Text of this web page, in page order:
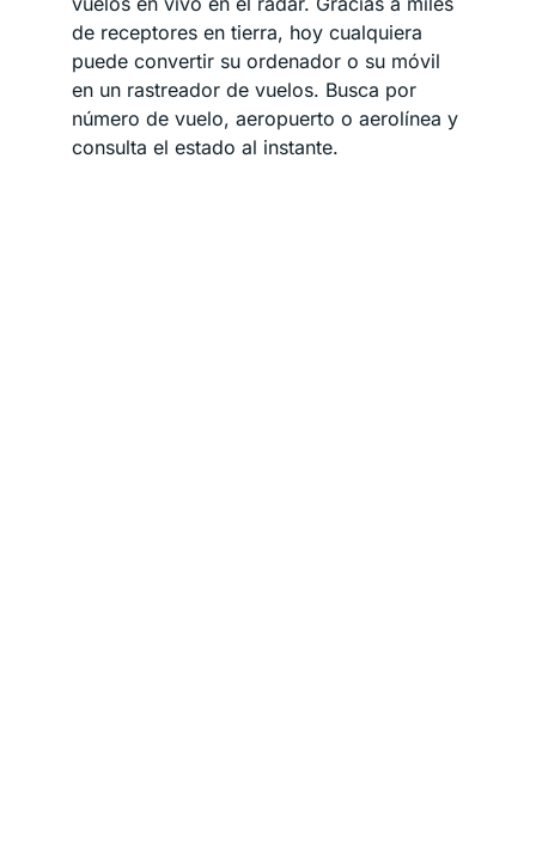
de receptores en tierra, hoy cualquiera
puede convertir su ordenador o su móvil
en un rastreador de vuelos. Busca por
número de vuelo, aeropuerto o aerolínea y
consulta el estado al instante.